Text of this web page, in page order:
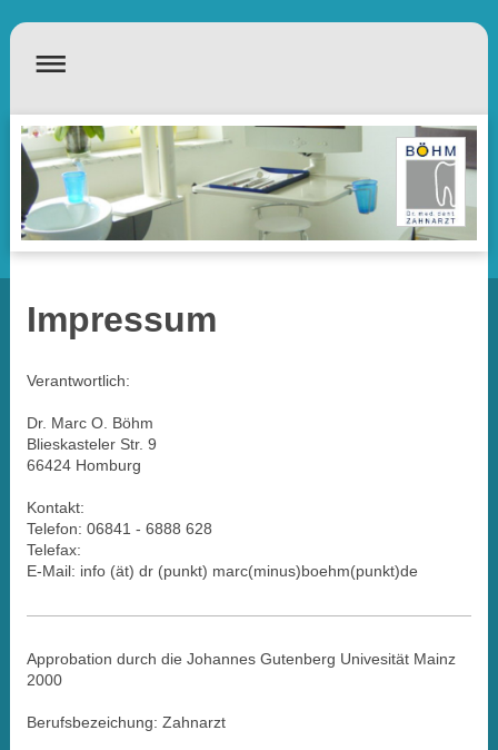
Impressum
Verantwortlich:
Dr. Marc O. Böhm
Blieskasteler Str. 9
66424 Homburg
Kontakt:
Telefon: 06841 - 6888 628
Telefax:
E-Mail: info (ät) dr (punkt) marc(minus)boehm(punkt)de
Approbation durch die Johannes Gutenberg Univesität Mainz
2000
Berufsbezeichung: Zahnarzt